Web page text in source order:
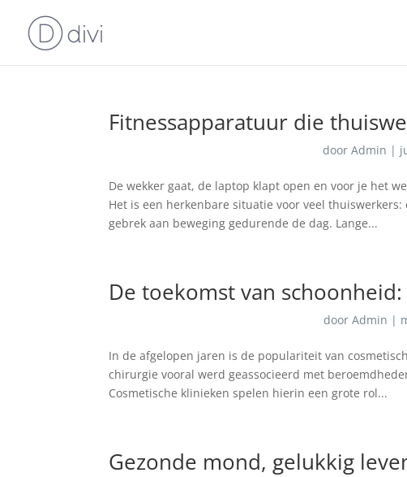
Fitnessapparatuur die
doorAdmin |
De wekker gaat, de laptop klapt open en voor je het
Het is een herkenbare situatie voor veel
gebrek aan beweging gedurende de dag. Lange...
De toekomst van
door Admin |
In de afgelopen jaren is de populariteit van
chirurgie vooral werd geassocieerd met
Cosmetische klinieken spelen hierin een grote rol...
Gezonde mond, gelukkig